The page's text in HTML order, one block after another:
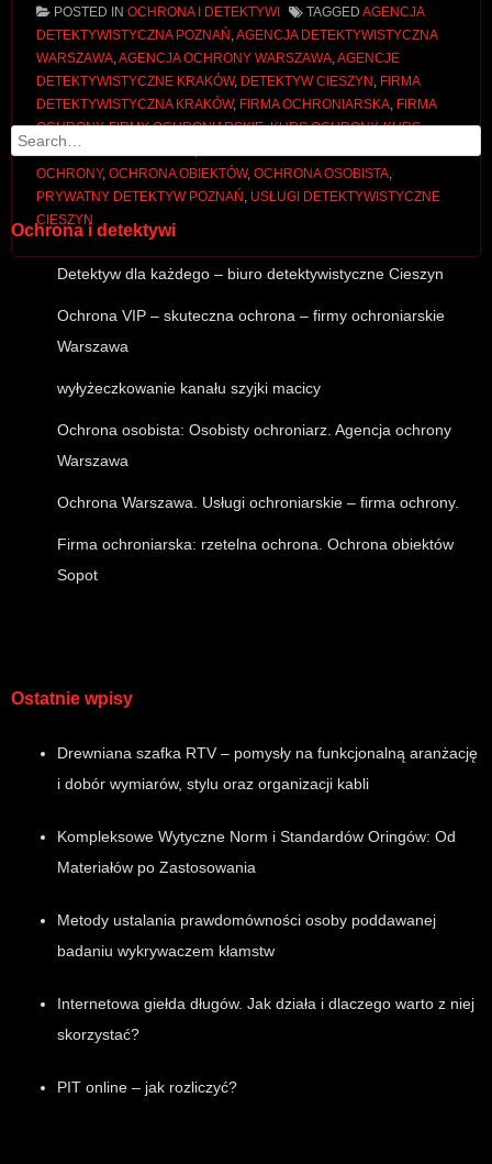
POSTED IN OCHRONA I DETEKTYWI TAGGED AGENCJA
DETEKTYWISTYCZNA POZNAŃ AGENCJA DETEKTYWISTYCZNA
WARSZAWA AGENCJA OCHRONY WARSZAWA AGENCJE
DETEKTYWISTYCZNE KRAKÓW, DETEKTYW CIESZYN FIRMA
DETEKTYWISTYCZNA KRAKÓW, FIRMA OCHRONIARSKA FIRMA
OCHRONY,FIRMY OCHRONIARSKIE,KURS OCHRONY,KURS
PRACOWNIKA OCHRONY
OCHRONY, OCHRONA OBIEKTÓW, OCHRONA OSOBISTA
PRYWATNY DETEKTYW POZNAŃ USŁUGI DETEKTYWISTYCZNE
CIESZYN
Post navigation
Search
Ochrona i detektywi
Detektyw dla każdego – biuro detektywistyczne Cieszyn
Ochrona VIP – skuteczna ochrona – firmy ochroniarskie
Warszawa
wyłyżeczkowanie kanału szyjki macicy
Ochrona osobista: Osobisty ochroniarz. Agencja ochrony
Warszawa
Ochrona Warszawa. Usługi ochroniarskie – firma ochrony.
Firma ochroniarska: rzetelna ochrona. Ochrona obiektów
Sopot
Ostatnie wpisy
Drewniana szafka RTV – pomysły na funkcjonalną aranżację
i dobór wymiarów, stylu oraz organizacji kabli
Kompleksowe Wytyczne Norm i Standardów Oringów: Od
Materiałów po Zastosowania
Metody ustalania prawdomówności osoby poddawanej
badaniu wykrywaczem kłamstw
Internetowa giełda długów. Jak działa i dlaczego warto z niej
skorzystać?
PIT online – jak rozliczyć?